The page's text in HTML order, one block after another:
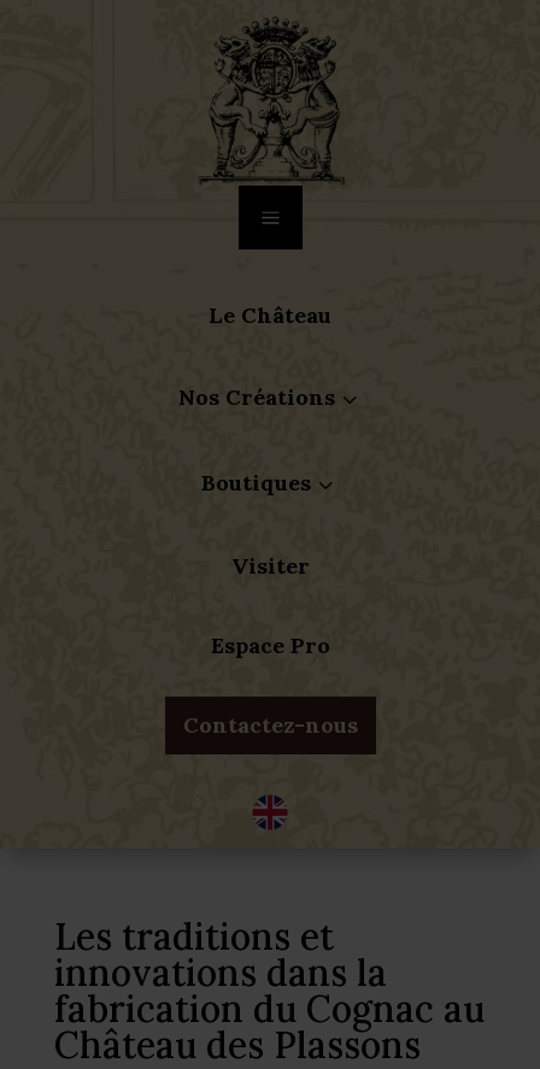
a
Le Château
3
Nos Créations
3
Boutiques
Visiter
Espace Pro
Contactez-nous
Les traditions et
innovations dans la
fabrication du Cognac au
Château des Plassons